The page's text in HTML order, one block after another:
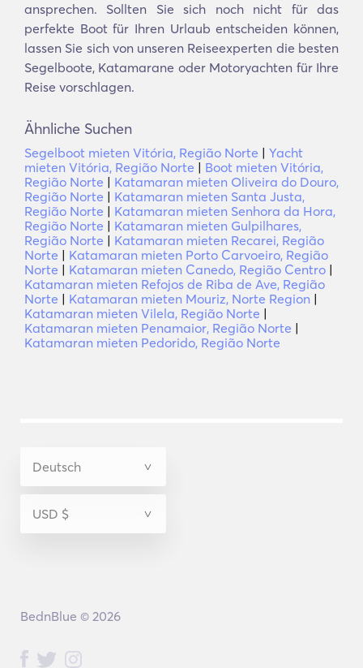
ansprechen. Sollten Sie sich noch nicht für das
perfekte Boot für Ihren Urlaub entscheiden können,
lassen Sie sich von unseren Reiseexperten die besten
Segelboote, Katamarane oder Motoryachten für Ihre
Reise vorschlagen.
Ähnliche Suchen
Segelboot mieten Vitória, Região Norte | Yacht
mieten Vitória, Região Norte | Boot mieten Vitória,
Região Norte | Katamaran mieten Oliveira do Douro,
Região Norte | Katamaran mieten Santa Justa,
Região Norte | Katamaran mieten Senhora da Hora,
Região Norte | Katamaran mieten Gulpilhares,
Região Norte | Katamaran mieten Recarei, Região
Norte | Katamaran mieten Porto Carvoeiro, Região
Norte | Katamaran mieten Canedo, Região Centro |
Katamaran mieten Refojos de Riba de Ave, Região
Norte | Katamaran mieten Mouriz, Norte Region |
Katamaran mieten Vilela, Região Norte |
Katamaran mieten Penamaior, Região Norte |
Katamaran mieten Pedorido, Região Norte
BednBlue © 2026